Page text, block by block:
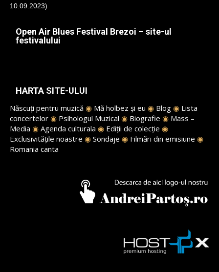
Open Air Blues Festival Brezoi – site-ul
festivalului
HARTA SITE-ULUI
Născuți pentru muzică ◉ Mă holbez și eu ◉ Blog ◉ Lista
concertelor ◉ Psihologul Muzical ◉ Biografie ◉ Mass –
Media ◉ Agenda culturala ◉ Ediții de colecție ◉
Exclusivitățile noastre ◉ Sondaje ◉ Filmări din emisiune ◉
Romania canta